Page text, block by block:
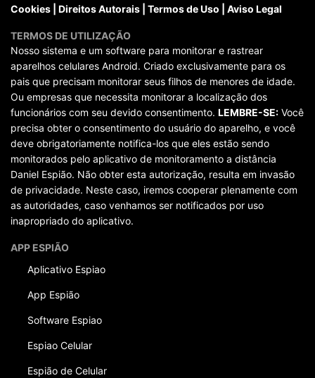
Cookies
Direitos Autorais Termos de Uso Aviso Legal
TERMOS DE UTILIZAÇÃO
Nosso sistema e um software para monitorar e rastrear
aparelhos celulares Android. Criado exclusivamente para os
pais que precisam monitorar seus filhos de menores de idade.
Ou empresas que necessita monitorar a localização dos
funcionários com seu devido consentimento. LEMBRE-SE: Você
precisa obter o consentimento do usuário do aparelho, e você
deve obrigatoriamente notifica-los que eles estão sendo
monitorados pelo aplicativo de monitoramento a distância
Daniel Espião. Não obter esta autorização, resulta em invasão
de privacidade. Neste caso, iremos cooperar plenamente com
as autoridades, caso venhamos ser notificados por uso
inapropriado do aplicativo.
APP ESPIÃO
Aplicativo Espiao
App Espião
Software Espiao
Espiao Celular
Espião de Celular